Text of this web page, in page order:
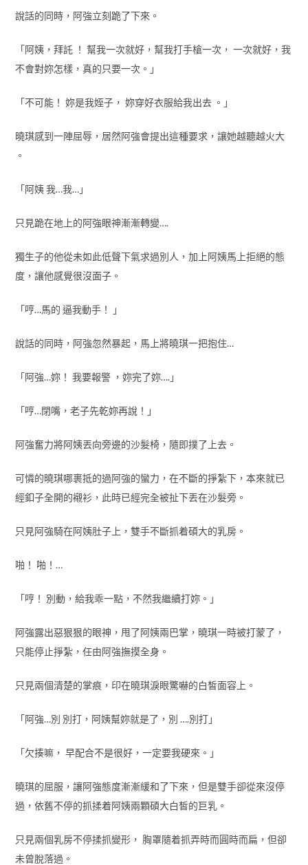
說話的同時，阿強立刻跪了下來。
「阿姨，拜託 ！ 幫我一次就好，幫我打手槍一次， 一次就好，我
不會對妳怎樣，真的只要一次。」
「不可能！ 妳是我姪子， 妳穿好衣服給我出去 。」
曉琪感到一陣屈辱，居然阿強會提出這種要求，讓她越聽越火大
。
「阿姨 我…我…」
只見跪在地上的阿強眼神漸漸轉變….
獨生子的他從未如此低聲下氣求過別人，加上阿姨馬上拒絕的態
度，讓他感覺很沒面子。
「哼…馬的 逼我動手！ 」
說話的同時，阿強忽然暴起，馬上將曉琪一把抱住…
「阿強…妳！ 我要報警 ，妳完了妳….」
「哼…閉嘴，老子先乾妳再說！」
阿強奮力將阿姨丟向旁邊的沙髮椅，隨即撲了上去。
可憐的曉琪哪裹抵的過阿強的蠻力，在不斷的掙紮下，本來就已
經釦子全開的襯衫，此時已經完全被扯下丟在沙髮旁。
只見阿強騎在阿姨肚子上，雙手不斷抓着碩大的乳房。
啪！ 啪！…
「哼！ 別動，給我乖一點，不然我繼續打妳。」
阿強露出惡狠狠的眼神，甩了阿姨兩巴掌，曉琪一時被打蒙了，
只能停止掙紮，任由阿強撫摸全身。
只見兩個清楚的掌痕，印在曉琪淚眼驚嚇的白皙面容上。
「阿強…別 別打，阿姨幫妳就是了，別 ….別打」
「欠揍嘛， 早配合不是很好，一定要我硬來。」
曉琪的屈服，讓阿強態度漸漸緩和了下來，但是雙手卻從來沒停
過，依舊不停的抓揉着阿姨兩顆碩大白皙的巨乳。
只見兩個乳房不停揉抓變形， 胸罩隨着抓弄時而圓時而扁，但卻
未曾脫落過。